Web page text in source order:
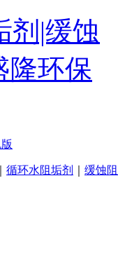
循环水阻垢剂 缓蚀